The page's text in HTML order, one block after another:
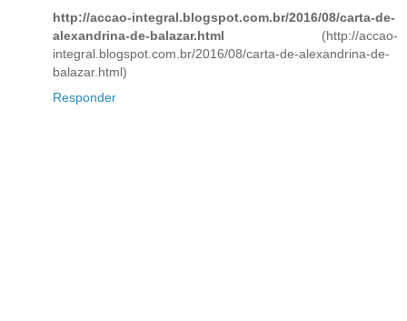
http://accao-integral.blogspot.com.br/2016/08/carta-de-
alexandrina-de-balazar.html (http://accao-
integral.blogspot.com.br/2016/08/carta-de-alexandrina-de-
balazar.html)
Responder